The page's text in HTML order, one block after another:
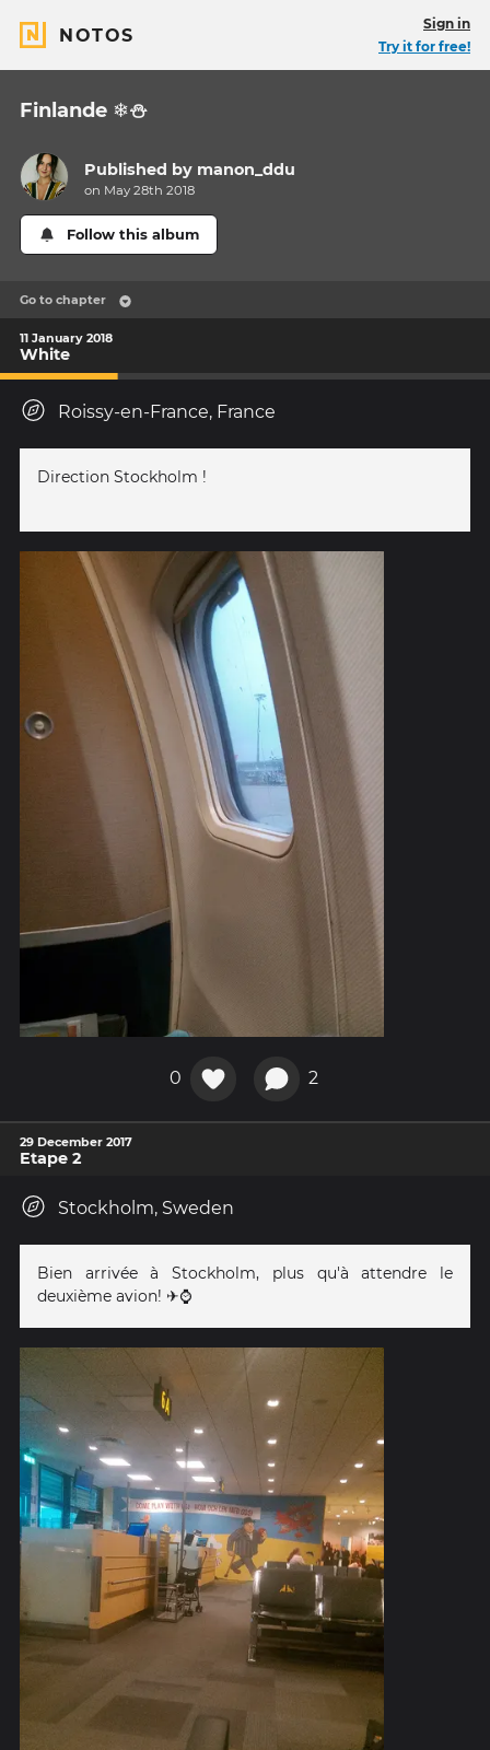
NOTOS
Sign in
Try it for free!
Finlande ❄⛄
Published by manon_ddu
on May 28th 2018
Follow this album
Go to chapter
11 January 2018
White
Roissy-en-France, France
Direction Stockholm !
0 2
29 December 2017
Etape 2
Stockholm, Sweden
Bien arrivée à Stockholm, plus qu'à attendre le
deuxième avion! ✈⌚